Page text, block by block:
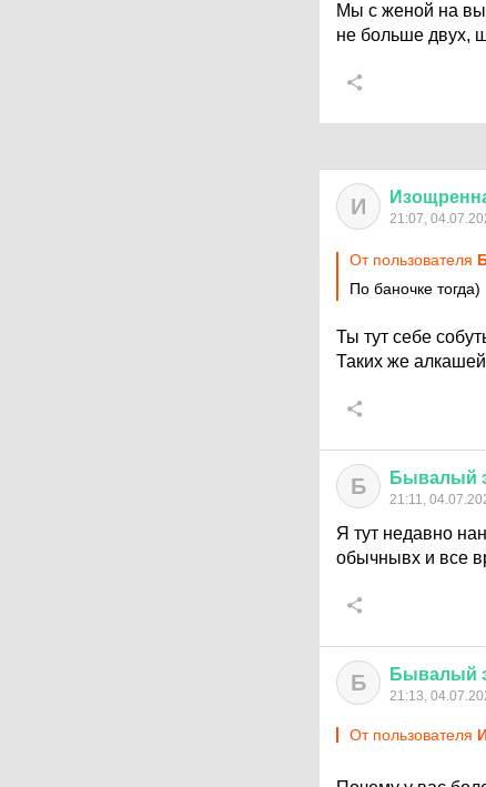
Мы с женой на
не больше двух,
И 21:07,
От пользователя
По баночке тогда)
Ты тут себе
Таких же
Б Бывалый
21:11,
Я тут недавно
обычнывх и все
Б Бывалый
21:13,
От пользователя